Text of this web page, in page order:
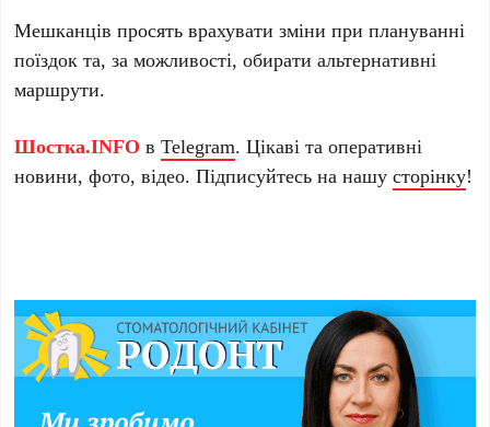
Мешканців просять врахувати зміни при плануванні
поїздок та, за можливості, обирати альтернативні
маршрути.
Шостка.INFO вTelegram. Цікаві та оперативні
новини, фото, відео. Підписуйтесь на нашусторінку!